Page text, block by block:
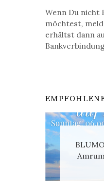
Wenn Du nicht
möchtest,
erhältst dann